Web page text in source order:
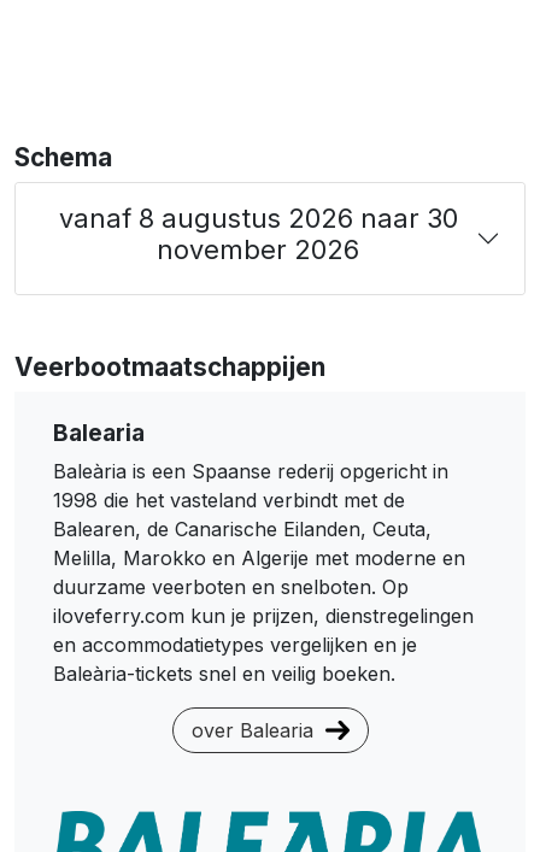
Schema
vanaf 8 augustus 2026 naar 30
november 2026
Veerbootmaatschappijen
Balearia
Baleària is een Spaanse rederij opgericht in
1998 die het vasteland verbindt met de
Balearen, de Canarische Eilanden, Ceuta,
Melilla, Marokko en Algerije met moderne en
duurzame veerboten en snelboten. Op
iloveferry.com kun je prijzen, dienstregelingen
en accommodatietypes vergelijken en je
Baleària-tickets snel en veilig boeken.
over Balearia